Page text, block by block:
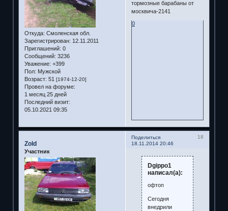
Откуда: Смоленская обл.
Зарегистрирован: 12.11.2011
Приглашений: 0
Сообщений: 3236
Уважение: +399
Пол: Мужской
Возраст: 51 [1974-12-20]
Провел на форуме:
1 месяц 25 дней
Последний визит:
05.10.2021 09:35
тормозные барабаны от
москвича-2141
0
Поделиться
18
18.11.2014 20:46
Zold
Участник
Dgippo1
написал(а):
офтоп
Сегодня
внедрили